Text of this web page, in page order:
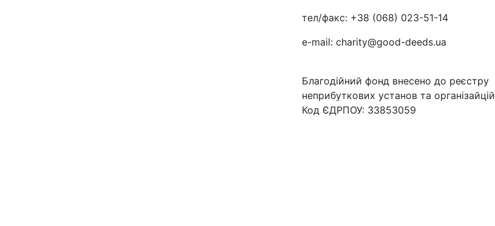
тел/факс: +38 (068) 023-51-14
e-mail: charity@good-deeds.ua
Благодійний фонд внесено до реєстру
неприбуткових установ та організайцій
Код ЄДРПОУ: 33853059